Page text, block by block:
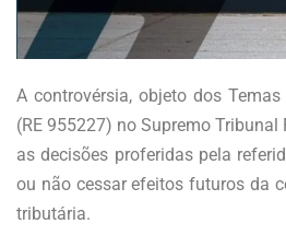
A controvérsia, objeto dos
(RE 955227) no Supremo Tribunal
as decisões proferidas pela
ou não cessar efeitos futuros da
tributária.